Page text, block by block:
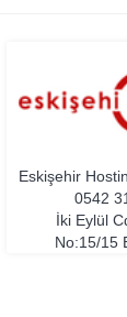
Eskişehir
0542
İki Eylül
No:15/15